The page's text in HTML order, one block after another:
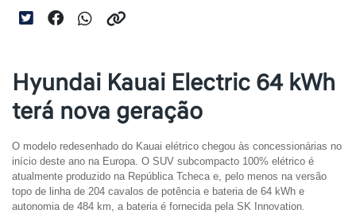
Hyundai Kauai Electric 64 kWh
terá nova geração
O modelo redesenhado do Kauai elétrico chegou às concessionárias no
início deste ano na Europa. O SUV subcompacto 100% elétrico é
atualmente produzido na República Tcheca e, pelo menos na versão
topo de linha de 204 cavalos de potência e bateria de 64 kWh e
autonomia de 484 km, a bateria é fornecida pela SK Innovation.